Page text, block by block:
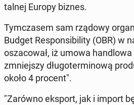
tal­nej Europy biznes.
Tym­cza­sem sam rządowy
Budget Re­spon­si­bi­li­ty (OBR) w
osza­co­wał, iż umowa
zmniej­szy dłu­go­ter­mi­no­wą
około 4 procent".
"Zarówno eksport, jak i import